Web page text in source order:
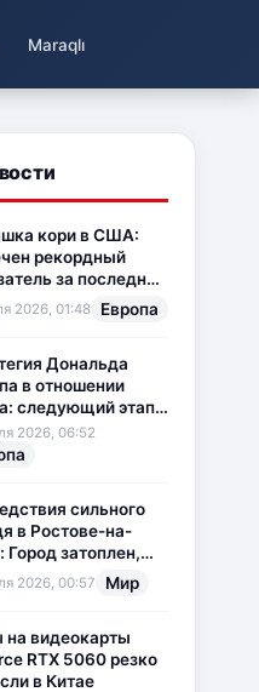
Maraqlı
кори в США:
рекордный
за последние
2026, 01:48 Европа
Дональда
в отношении
следующий этап
на
Востоке
2026, 06:52
сильного
в Ростове-на-
Город затоплен,
2026, 00:57 Мир
на видеокарты
RTX 5060 резко
в Китае